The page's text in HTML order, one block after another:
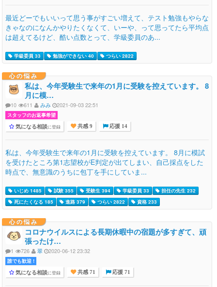
最近どーでもいいって思う事がすごい増えて、テスト勉強もやらな
きゃなのになんかやりたくなくて、いーや、って思ってたら平均点
は超えてるけど、酷い点数とって、学級委員のあ...
学級委員 33 勉強ができない 40 つらい 2822
心の悩み
私は、今年受験生で来年の1月に受験を控えています。 8
月に模…
10 611 みみ 2021-09-03 22:51
スタッフのお返事希望
気になる相談に登録 共感 9 応援 14
私は、今年受験生で来年の1月に受験を控えています。 8月に模試
を受けたところ第1志望校がE判定が出てしまい、自己採点をした
時点で、無意識のうちに包丁を手にしていま...
いじめ 1485 試験 355 受験生 394 学級委員 33
担任の先生 232
死にたくなる 185
進路 379 つらい 2822 資格 233
心の悩み
コロナウイルスによる長期休暇中の宿題が多すぎて、頑
張ったけ…
1 726 翠 2020-06-12 23:32
誰でも歓迎 !
気になる相談に登録 共感 71 応援 71